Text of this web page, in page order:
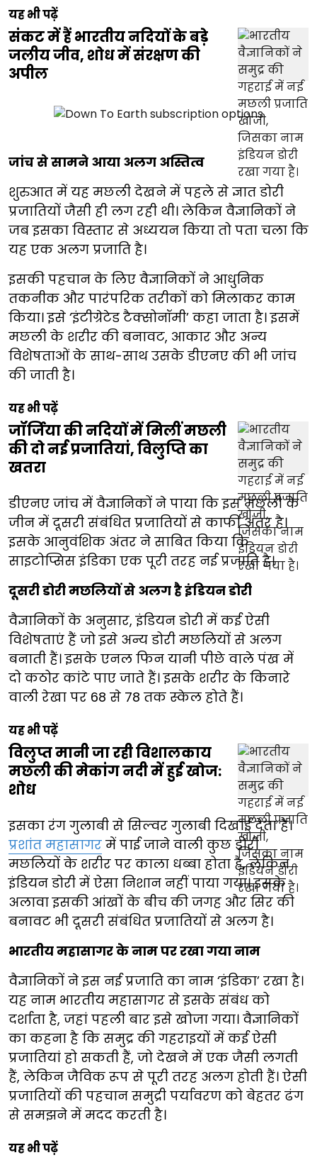
यह भी पढ़ें
संकट में हैं भारतीय नदियों के बड़े
जलीय जीव, शोध में संरक्षण की
अपील
जांच से सामने आया अलग अस्तित्व
शुरुआत में यह मछली देखने में पहले से ज्ञात डोरी
प्रजातियों जैसी ही लग रही थी। लेकिन वैज्ञानिकों ने
जब इसका विस्तार से अध्ययन किया तो पता चला कि
यह एक अलग प्रजाति है।
इसकी पहचान के लिए वैज्ञानिकों ने आधुनिक
तकनीक और पारंपरिक तरीकों को मिलाकर काम
किया। इसे ‘इंटीग्रेटेड टैक्सोनॉमी’ कहा जाता है। इसमें
मछली के शरीर की बनावट, आकार और अन्य
विशेषताओं के साथ-साथ उसके डीएनए की भी जांच
की जाती है।
यह भी पढ़ें
जॉर्जिया की नदियों में मिलीं मछली
की दो नई प्रजातियां, विलुप्ति का
खतरा
डीएनए जांच में वैज्ञानिकों ने पाया कि इस मछली के
जीन में दूसरी संबंधित प्रजातियों से काफी अंतर है।
इसके आनुवंशिक अंतर ने साबित किया कि
साइटोप्सिस इंडिका एक पूरी तरह नई प्रजाति है।
दूसरी डोरी मछलियों से अलग है इंडियन डोरी
वैज्ञानिकों के अनुसार, इंडियन डोरी में कई ऐसी
विशेषताएं हैं जो इसे अन्य डोरी मछलियों से अलग
बनाती हैं। इसके एनल फिन यानी पीछे वाले पंख में
दो कठोर कांटे पाए जाते हैं। इसके शरीर के किनारे
वाली रेखा पर 68 से 78 तक स्केल होते हैं।
यह भी पढ़ें
विलुप्त मानी जा रही विशालकाय
मछली की मेकांग नदी में हुई खोज:
शोध
इसका रंग गुलाबी से सिल्वर गुलाबी दिखाई देता है।
प्रशांत महासागर में पाई जाने वाली कुछ डोरी
मछलियों के शरीर पर काला धब्बा होता है, लेकिन
इंडियन डोरी में ऐसा निशान नहीं पाया गया। इसके
अलावा इसकी आंखों के बीच की जगह और सिर की
बनावट भी दूसरी संबंधित प्रजातियों से अलग है।
भारतीय महासागर के नाम पर रखा गया नाम
वैज्ञानिकों ने इस नई प्रजाति का नाम ‘इंडिका’ रखा है।
यह नाम भारतीय महासागर से इसके संबंध को
दर्शाता है, जहां पहली बार इसे खोजा गया। वैज्ञानिकों
का कहना है कि समुद्र की गहराइयों में कई ऐसी
प्रजातियां हो सकती हैं, जो देखने में एक जैसी लगती
हैं, लेकिन जैविक रूप से पूरी तरह अलग होती हैं। ऐसी
प्रजातियों की पहचान समुद्री पर्यावरण को बेहतर ढंग
से समझने में मदद करती है।
यह भी पढ़ें